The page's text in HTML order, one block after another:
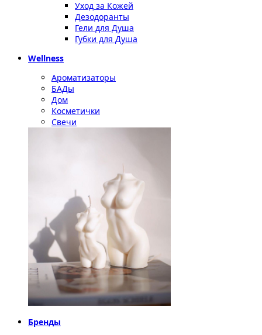
Уход за Кожей
Дезодоранты
Гели для Душа
Губки для Душа
Wellness
Ароматизаторы
БАДы
Дом
Косметички
Свечи
Бренды